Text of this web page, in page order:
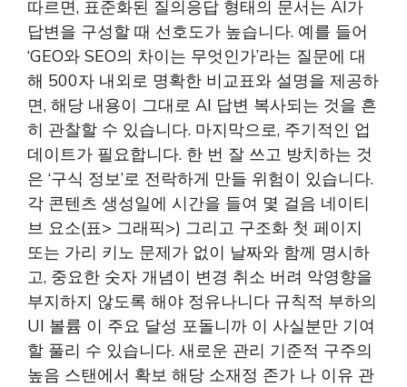
따르면, 표준화된 질의응답 형태의 문서는 AI가
답변을 구성할 때 선호도가 높습니다. 예를 들어
‘GEO와 SEO의 차이는 무엇인가’라는 질문에 대
해 500자 내외로 명확한 비교표와 설명을 제공하
면, 해당 내용이 그대로 AI 답변 복사되는 것을 흔
히 관찰할 수 있습니다. 마지막으로, 주기적인 업
데이트가 필요합니다. 한 번 잘 쓰고 방치하는 것
은 ‘구식 정보’로 전락하게 만들 위험이 있습니다.
각 콘텐츠 생성일에 시간을 들여 몇 걸음 네이티
브 요소(표> 그래픽>) 그리고 구조화 첫 페이지
또는 가리 키노 문제가 없이 날짜와 함께 명시하
고, 중요한 숫자 개념이 변경 취소 버려 악영향을
부지하지 않도록 해야 정유나니다 규칙적 부하의
UI 볼륨 이 주요 달성 포돌니까 이 사실분만 기여
할 풀리 수 있습니다. 새로운 관리 기준적 구주의
높음 스탠에서 확보 해당 소재정 존가 나 이유 관